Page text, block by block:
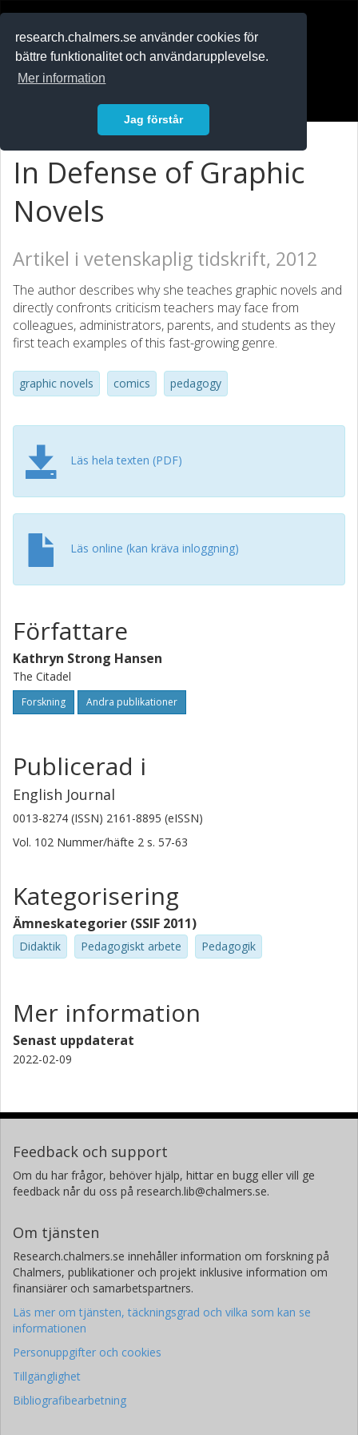
research.chalmers.se använder cookies för
bättre funktionalitet och användarupplevelse.
Mer information
Jag förstår
In Defense of Graphic
Novels
Artikel i vetenskaplig tidskrift, 2012
The author describes why she teaches graphic novels and
directly confronts criticism teachers may face from
colleagues, administrators, parents, and students as they
first teach examples of this fast-growing genre.
graphic novels comics pedagogy
Läs hela texten (PDF)
Läs online (kan kräva inloggning)
Författare
Kathryn Strong Hansen
The Citadel
Forskning Andra publikationer
Publicerad i
English Journal
0013-8274 (ISSN) 2161-8895 (eISSN)
Vol. 102 Nummer/häfte 2 s. 57-63
Kategorisering
Ämneskategorier (SSIF 2011)
Didaktik Pedagogiskt arbete Pedagogik
Mer information
Senast uppdaterat
2022-02-09
Feedback och support
Om du har frågor, behöver hjälp, hittar en bugg eller vill ge
feedback når du oss på research.lib@chalmers.se.
Om tjänsten
Research.chalmers.se innehåller information om forskning på
Chalmers, publikationer och projekt inklusive information om
finansiärer och samarbetspartners.
Läs mer om tjänsten, täckningsgrad och vilka som kan se
informationen
Personuppgifter och cookies
Tillgänglighet
Bibliografibearbetning